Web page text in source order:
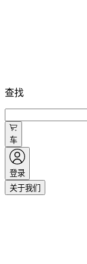
查找
车
登录
关于我们